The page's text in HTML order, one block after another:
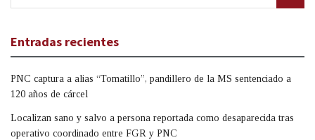
Entradas recientes
PNC captura a alias “Tomatillo”, pandillero de la MS sentenciado a
120 años de cárcel
Localizan sano y salvo a persona reportada como desaparecida tras
operativo coordinado entre FGR y PNC